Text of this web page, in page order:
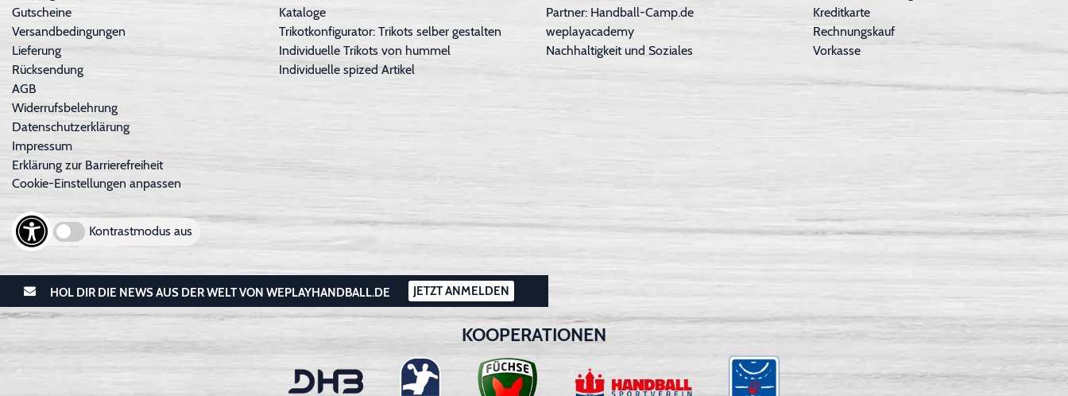
Gutscheine
Versandbedingungen
Lieferung
Rücksendung
AGB
Widerrufsbelehrung
Datenschutzerklärung
Impressum
Erklärung zur Barrierefreiheit
Cookie-Einstellungen anpassen
Kontrastmodus aus
Kataloge
Trikotkonfigurator: Trikots selber gestalten
Individuelle Trikots von hummel
Individuelle spized Artikel
Partner: Handball-Camp.de
weplayacademy
Nachhaltigkeit und Soziales
Kreditkarte
Rechnungskauf
Vorkasse
HOL DIR DIE NEWS AUS DER WELT VON WEPLAYHANDBALL.DE JETZT ANMELDEN
KOOPERATIONEN